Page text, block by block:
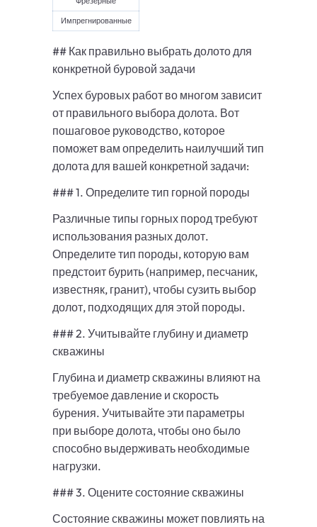
Импрегнированные
## Как правильно выбрать долото для
конкретной буровой задачи
Успех буровых работ во многом зависит
от правильного выбора долота. Вот
пошаговое руководство, которое
поможет вам определить наилучший тип
долота для вашей конкретной задачи:
### 1. Определите тип горной породы
Различные типы горных пород требуют
использования разных долот.
Определите тип породы, которую вам
предстоит бурить (например, песчаник,
известняк, гранит), чтобы сузить выбор
долот, подходящих для этой породы.
### 2. Учитывайте глубину и диаметр
скважины
Глубина и диаметр скважины влияют на
требуемое давление и скорость
бурения. Учитывайте эти параметры
при выборе долота, чтобы оно было
способно выдерживать необходимые
нагрузки.
### 3. Оцените состояние скважины
Состояние скважины может повлиять на